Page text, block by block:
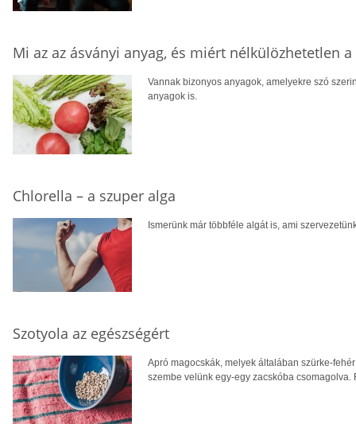
Mi az az ásványi anyag, és miért nélkülözhetetlen
Vannak bizonyos anyagok, amelyekre szó
anyagok is.
Chlorella – a szuper alga
Ismerünk már többféle algát is, ami
Szotyola az egészségért
Apró magocskák, melyek általában szürke-
szembe velünk egy-egy zacskóba